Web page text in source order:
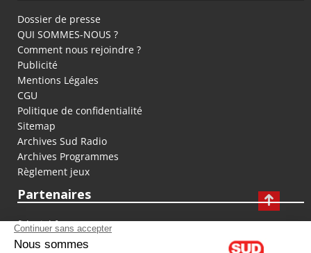
Dossier de presse
QUI SOMMES-NOUS ?
Comment nous rejoindre ?
Publicité
Mentions Légales
CGU
Politique de confidentialité
Sitemap
Archives Sud Radio
Archives Programmes
Règlement jeux
Partenaires
fiducial.fr
lyoncapitale.fr